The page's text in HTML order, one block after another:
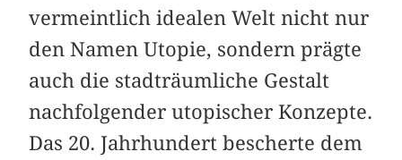
vermeintlich idealen Welt nicht nur
den Namen Utopie, sondern prägte
auch die stadträumliche Gestalt
nachfolgender utopischer Konzepte.
Das 20. Jahrhundert bescherte dem